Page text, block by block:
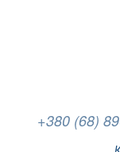
+380 (68)